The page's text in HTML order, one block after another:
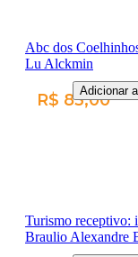
Abc dos
Lu Alckmin
R$ 83,00
Adicionar
Turismo receptivo:
Braulio Alexandre